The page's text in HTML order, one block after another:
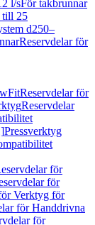
l/sFör takbrunnar
till 25
d250–
Reservdelar för
Reservdelar för
Reservdelar
Pressverktyg
för
för
Verktyg för
för Handdrivna
för